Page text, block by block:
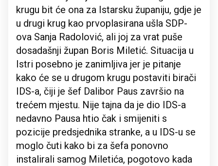
krugu bit će ona za Istarsku županiju, gdje je
u drugi krug kao prvoplasirana ušla SDP-
ova Sanja Radolović, ali joj za vrat puše
dosadašnji župan Boris Miletić. Situacija u
Istri posebno je zanimljiva jer je pitanje
kako će se u drugom krugu postaviti birači
IDS-a, čiji je šef Dalibor Paus završio na
trećem mjestu. Nije tajna da je dio IDS-a
nedavno Pausa htio čak i smijeniti s
pozicije predsjednika stranke, a u IDS-u se
moglo čuti kako bi za šefa ponovno
instalirali samog Miletića, pogotovo kada